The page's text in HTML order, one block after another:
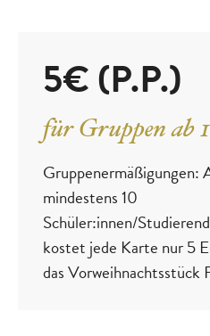
5€ (P.P.)
für Gruppen ab
Gruppenermäßigungen:
mindestens 10
Schüler:innen/
kostet jede Karte nur 5
das